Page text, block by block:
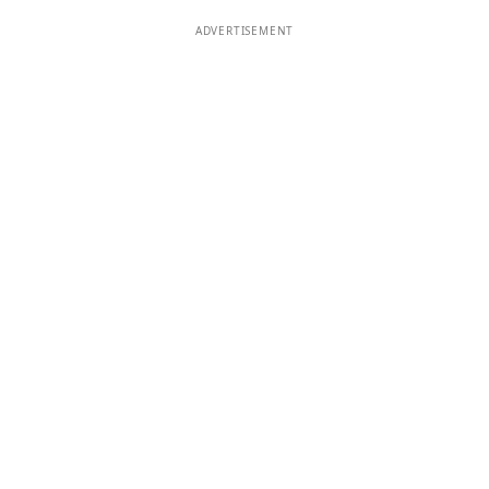
ADVERTISEMENT